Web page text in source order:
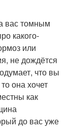
вас томным
какого-
или
не дождётся
что вы
она хочет
как
до вас уже